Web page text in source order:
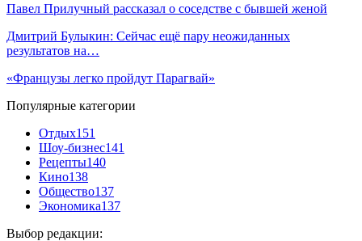
Павел Прилучный рассказал о соседстве с бывшей женой
Дмитрий Булыкин: Сейчас ещё пару неожиданных
результатов на…
«Французы легко пройдут Парагвай»
Популярные категории
Отдых151
Шоу-бизнес141
Рецепты140
Кино138
Общество137
Экономика137
Выбор редакции: